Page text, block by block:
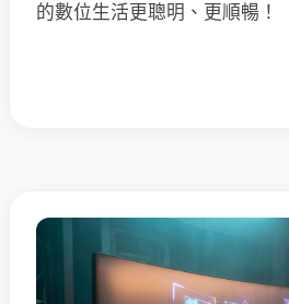
的數位生活更聰明、更順暢！